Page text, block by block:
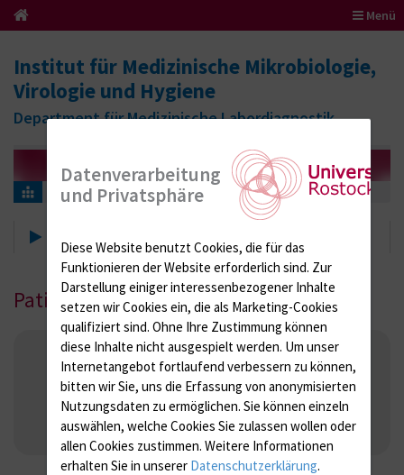
Menü
Institut für Medizinische Mikrobiologie,
Virologie und Hygiene
Department für Medizinische Labordiagnostik
Hygiene Hygieneordnungen Patienteninformationen
Basishygieneordnung der UMR
Patienteninformationen der Hygiene
Cystischer Fibrose (Mukoviszidose)
Häusliche Isolierung bei COVID-19-Erkrankung
MRE-Patienteninfo (DE, EN, UA, TR, RU, AE)
MRSA-Sanierung und Folgeabstriche
Therapiebegleithunde
Datenverarbeitung
und Privatsphäre
Diese Website benutzt Cookies, die für das
Funktionieren der Website erforderlich sind. Zur
Darstellung einiger interessenbezogener Inhalte
setzen wir Cookies ein, die als Marketing-Cookies
qualifiziert sind. Ohne Ihre Zustimmung können
diese Inhalte nicht ausgespielt werden. Um unser
Internetangebot fortlaufend verbessern zu können,
bitten wir Sie, uns die Erfassung von anonymisierten
Nutzungsdaten zu ermöglichen. Sie können einzeln
auswählen, welche Cookies Sie zulassen wollen oder
allen Cookies zustimmen. Weitere Informationen
erhalten Sie in unserer Datenschutzerklärung.